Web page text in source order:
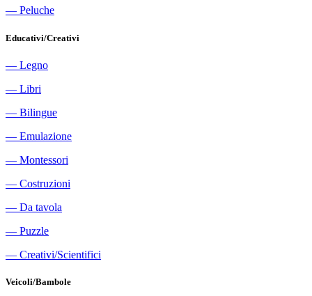
― Peluche
Educativi/Creativi
― Legno
― Libri
― Bilingue
― Emulazione
― Montessori
― Costruzioni
― Da tavola
― Puzzle
― Creativi/Scientifici
Veicoli/Bambole